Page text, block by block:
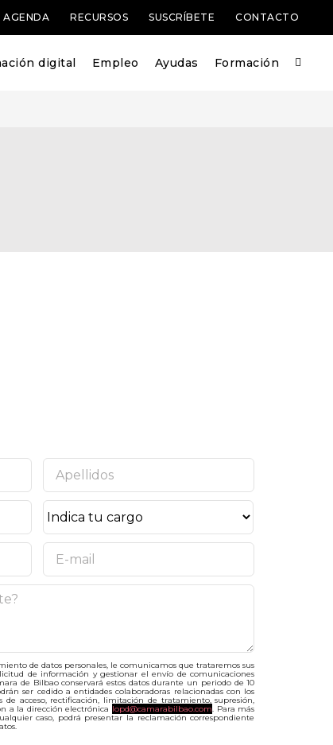
AGENDA RECURSOS SUSCRÍBETE CONTACTO
digital Empleo Ayudas Formación
de datos personales, le comunicamos que trataremos sus
de información y gestionar el envío de comunicaciones
de Bilbao conservará estos datos durante un periodo de 10
ser cedido a entidades colaboradoras relacionadas con los
de acceso, rectificación, limitación de tratamiento, supresión,
a la dirección electrónica lopd@camarabilbao.com . Para más
caso, podrá presentar la reclamación correspondiente